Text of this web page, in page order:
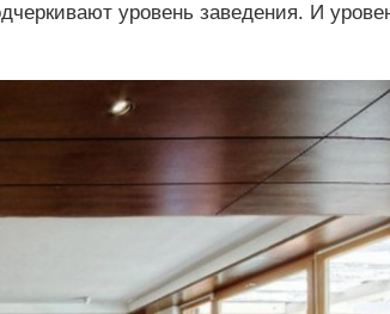
уровень заведения. И